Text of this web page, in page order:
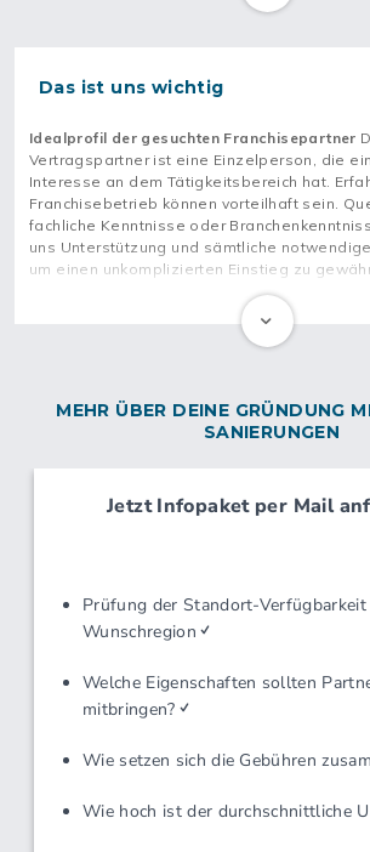
Einrichtungsplanung
Marketingkonzepte/-vorschläge
Überregionale Marketingmaßnahmen
Großkundenakquisition
Warenwirtschaftssystem
Intranet/Computervernetzung
Organisation/Verwaltung
Zentraler/gemeinsamer Einkauf
Controlling/Betriebsvergleiche
Erfahrungsaustausch/Partnertagung
SCHULUNGSINHALTE
Organisation/Verwaltung
Verkaufstechniken
Buchhaltung/Finanzen
Unternehmensführung
Das ist uns wichtig
Idealprofil der gesuchten Franchisepartner
Vertragspartner ist eine Einzelperson, die
Interesse an dem Tätigkeitsbereich hat.
Franchisebetrieb können vorteilhaft sein.
fachliche Kenntnisse oder
uns Unterstützung und sämtliche
um einen unkomplizierten Einstieg zu
MEHR ÜBER DEINE GRÜNDUNG
SANIERUNGEN